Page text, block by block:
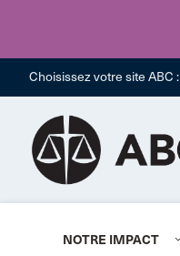
Choisissez votre site ABC :
NOTRE IMPACT